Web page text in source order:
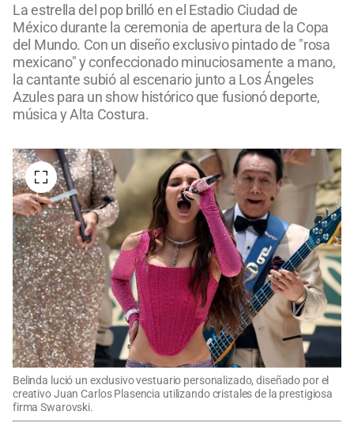
La estrella del pop brilló en el Estadio Ciudad de
México durante la ceremonia de apertura de la Copa
del Mundo. Con un diseño exclusivo pintado de "rosa
mexicano" y confeccionado minuciosamente a mano,
la cantante subió al escenario junto a Los Ángeles
Azules para un show histórico que fusionó deporte,
música y Alta Costura.
Belinda lució un exclusivo vestuario personalizado, diseñado por el
creativo Juan Carlos Plasencia utilizando cristales de la prestigiosa
firma Swarovski.